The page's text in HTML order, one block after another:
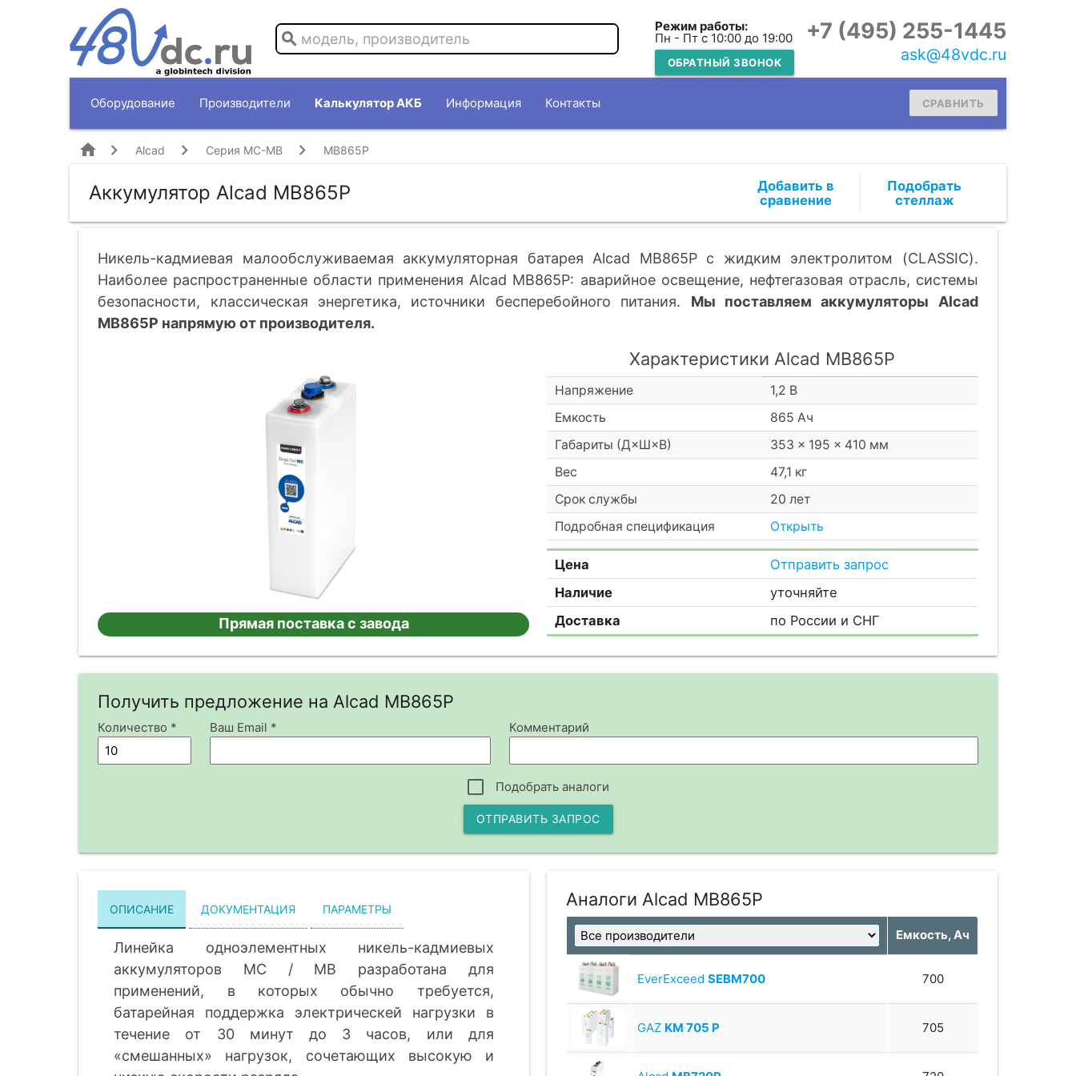
search
Режим работы:
Пн - Пт с 10:00 до 19:00
ОБРАТНЫЙ ЗВОНОК
+7 (495) 255-1445
ask@48vdc.ru
Оборудование Производители Калькулятор АКБ Информация Контакты СРАВНИТЬ
home Alcad Серия MC-MB MB865P
Аккумулятор Alcad MB865P
Подобрать
стеллаж
Никель-кадмиевая малообслуживаемая аккумуляторная батарея Alcad MB865P c жидким электролитом (CLASSIC).
Наиболее распространенные области применения Alcad MB865P: аварийное освещение, нефтегазовая отрасль, системы
безопасности, классическая энергетика, источники бесперебойного питания.
Мы поставляем аккумуляторы Alcad
MB865P напрямую от производителя.
Прямая поставка с завода
Характеристики Alcad MB865P
Напряжение
1,2 В
Емкость
865 Ач
Габариты (Д×Ш×В)
353 × 195 × 410 мм
Вес
47,1 кг
Срок службы
20 лет
Подробная спецификация
Открыть
Цена
Отправить запрос
Наличие
уточняйте
Доставка
по России и СНГ
Получить предложение на Alcad MB865P
Количество * Ваш Email * Комментарий
Подобрать аналоги
ОТПРАВИТЬ ЗАПРОС
ОПИСАНИЕ ДОКУМЕНТАЦИЯ ПАРАМЕТРЫ
Линейка одноэлементных никель-кадмиевых
аккумуляторов MC / MB разработана для
применений, в которых обычно требуется,
батарейная поддержка электрическей нагрузки в
течение от 30 минут до 3 часов, или для
«смешанных» нагрузок, сочетающих высокую и
Аналоги Alcad MB865P
Емкость, Ач
EverExceedSEBM700 700
GAZ KM 705 P 705